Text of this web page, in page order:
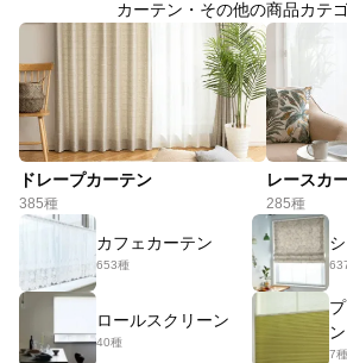
カーテン・その他の商品カテ
ドレープカーテン
385種
レースカ
285種
カフェカーテン
653種
ロールスクリーン
40種
ン
7種